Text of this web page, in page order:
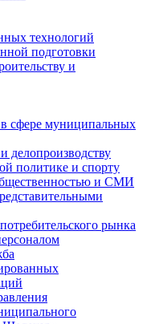
технологий
подготовки
и
сфере муниципальных
делопроизводству
политике и спорту
и СМИ
рынка